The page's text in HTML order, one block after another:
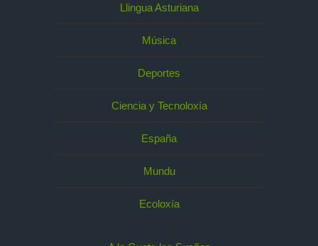
Llingua Asturiana
Música
Deportes
Ciencia y Tecnoloxía
España
Mundu
Ecoloxía